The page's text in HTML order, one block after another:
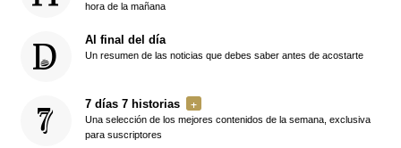
hora de la mañana
Al final del día
Un resumen de las noticias que debes saber antes de acostarte
7 días 7 historias
Una selección de los mejores contenidos de la semana, exclusiva
para suscriptores